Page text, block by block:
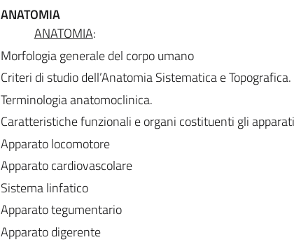
ANATOMIA
ANATOMIA:
Morfologia generale del corpo umano
Criteri di studio dell’Anatomia Sistematica e Topografica.
Terminologia anatomoclinica.
Caratteristiche funzionali e organi costituenti gli
Apparato locomotore
Apparato cardiovascolare
Sistema linfatico
Apparato tegumentario
Apparato digerente